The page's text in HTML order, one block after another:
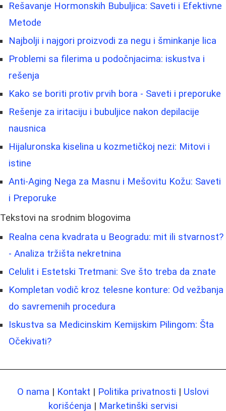
Rešavanje Hormonskih Bubuljica: Saveti i Efektivne
Metode
Najbolji i najgori proizvodi za negu i šminkanje lica
Problemi sa filerima u podočnjacima: iskustva i
rešenja
Kako se boriti protiv prvih bora - Saveti i preporuke
Rešenje za iritaciju i bubuljice nakon depilacije
nausnica
Hijaluronska kiselina u kozmetičkoj nezi: Mitovi i
istine
Anti-Aging Nega za Masnu i Mešovitu Kožu: Saveti
i Preporuke
Tekstovi na srodnim blogovima
Realna cena kvadrata u Beogradu: mit ili stvarnost?
- Analiza tržišta nekretnina
Celulit i Estetski Tretmani: Sve što treba da znate
Kompletan vodič kroz telesne konture: Od vežbanja
do savremenih procedura
Iskustva sa Medicinskim Kemijskim Pilingom: Šta
Očekivati?
O nama | Kontakt | Politika privatnosti | Uslovi
korišćenja | Marketinški servisi